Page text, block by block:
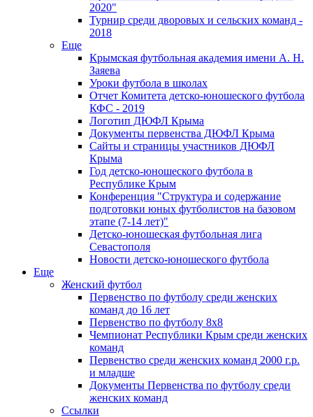
2020"
Турнир среди дворовых и сельских команд -
2018
Еще
Крымская футбольная академия имени А. Н.
Заяева
Уроки футбола в школах
Отчет Комитета детско-юношеского футбола
КФС - 2019
Логотип ДЮФЛ Крыма
Документы первенства ДЮФЛ Крыма
Сайты и страницы участников ДЮФЛ
Крыма
Год детско-юношеского футбола в
Республике Крым
Конференция "Структура и содержание
подготовки юных футболистов на базовом
этапе (7-14 лет)"
Детско-юношеская футбольная лига
Севастополя
Новости детско-юношеского футбола
Еще
Женский футбол
Первенство по футболу среди женских
команд до 16 лет
Первенство по футболу 8х8
Чемпионат Республики Крым среди женских
команд
Первенство среди женских команд 2000 г.р.
и младше
Документы Первенства по футболу среди
женских команд
Ссылки